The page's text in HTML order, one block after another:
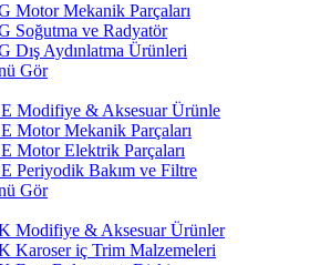
Motor Mekanik Parçaları
Soğutma ve Radyatör
Dış Aydınlatma Ürünleri
Gör
Modifiye & Aksesuar Ürünle
Motor Mekanik Parçaları
Motor Elektrik Parçaları
Periyodik Bakım ve Filtre
Gör
Modifiye & Aksesuar Ürünler
Karoser iç Trim Malzemeleri